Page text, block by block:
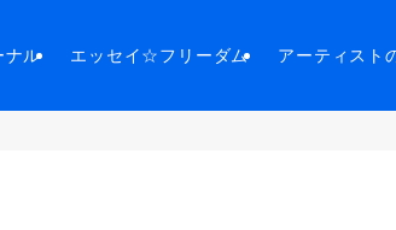
ナル エッセイ☆フリーダム アーティスト